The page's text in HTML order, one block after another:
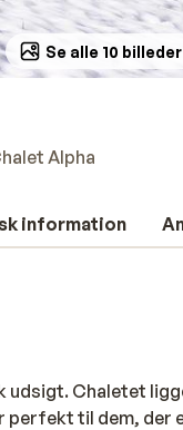
Se alle 10 billeder
Alpha
information
Chaletet
perfekt til dem, der